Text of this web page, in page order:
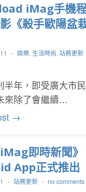
iMag手機
《殺手歐陽盆
- 娛樂, 生活時尚, 站務更新
半年，即受廣大市民
來除了會繼續…
→
即時新聞》
App正式推出
- 站務更新 - no comments